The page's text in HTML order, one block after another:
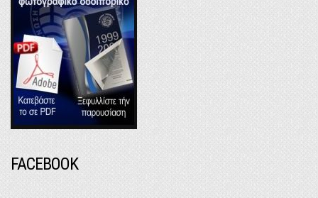
FACEBOOK